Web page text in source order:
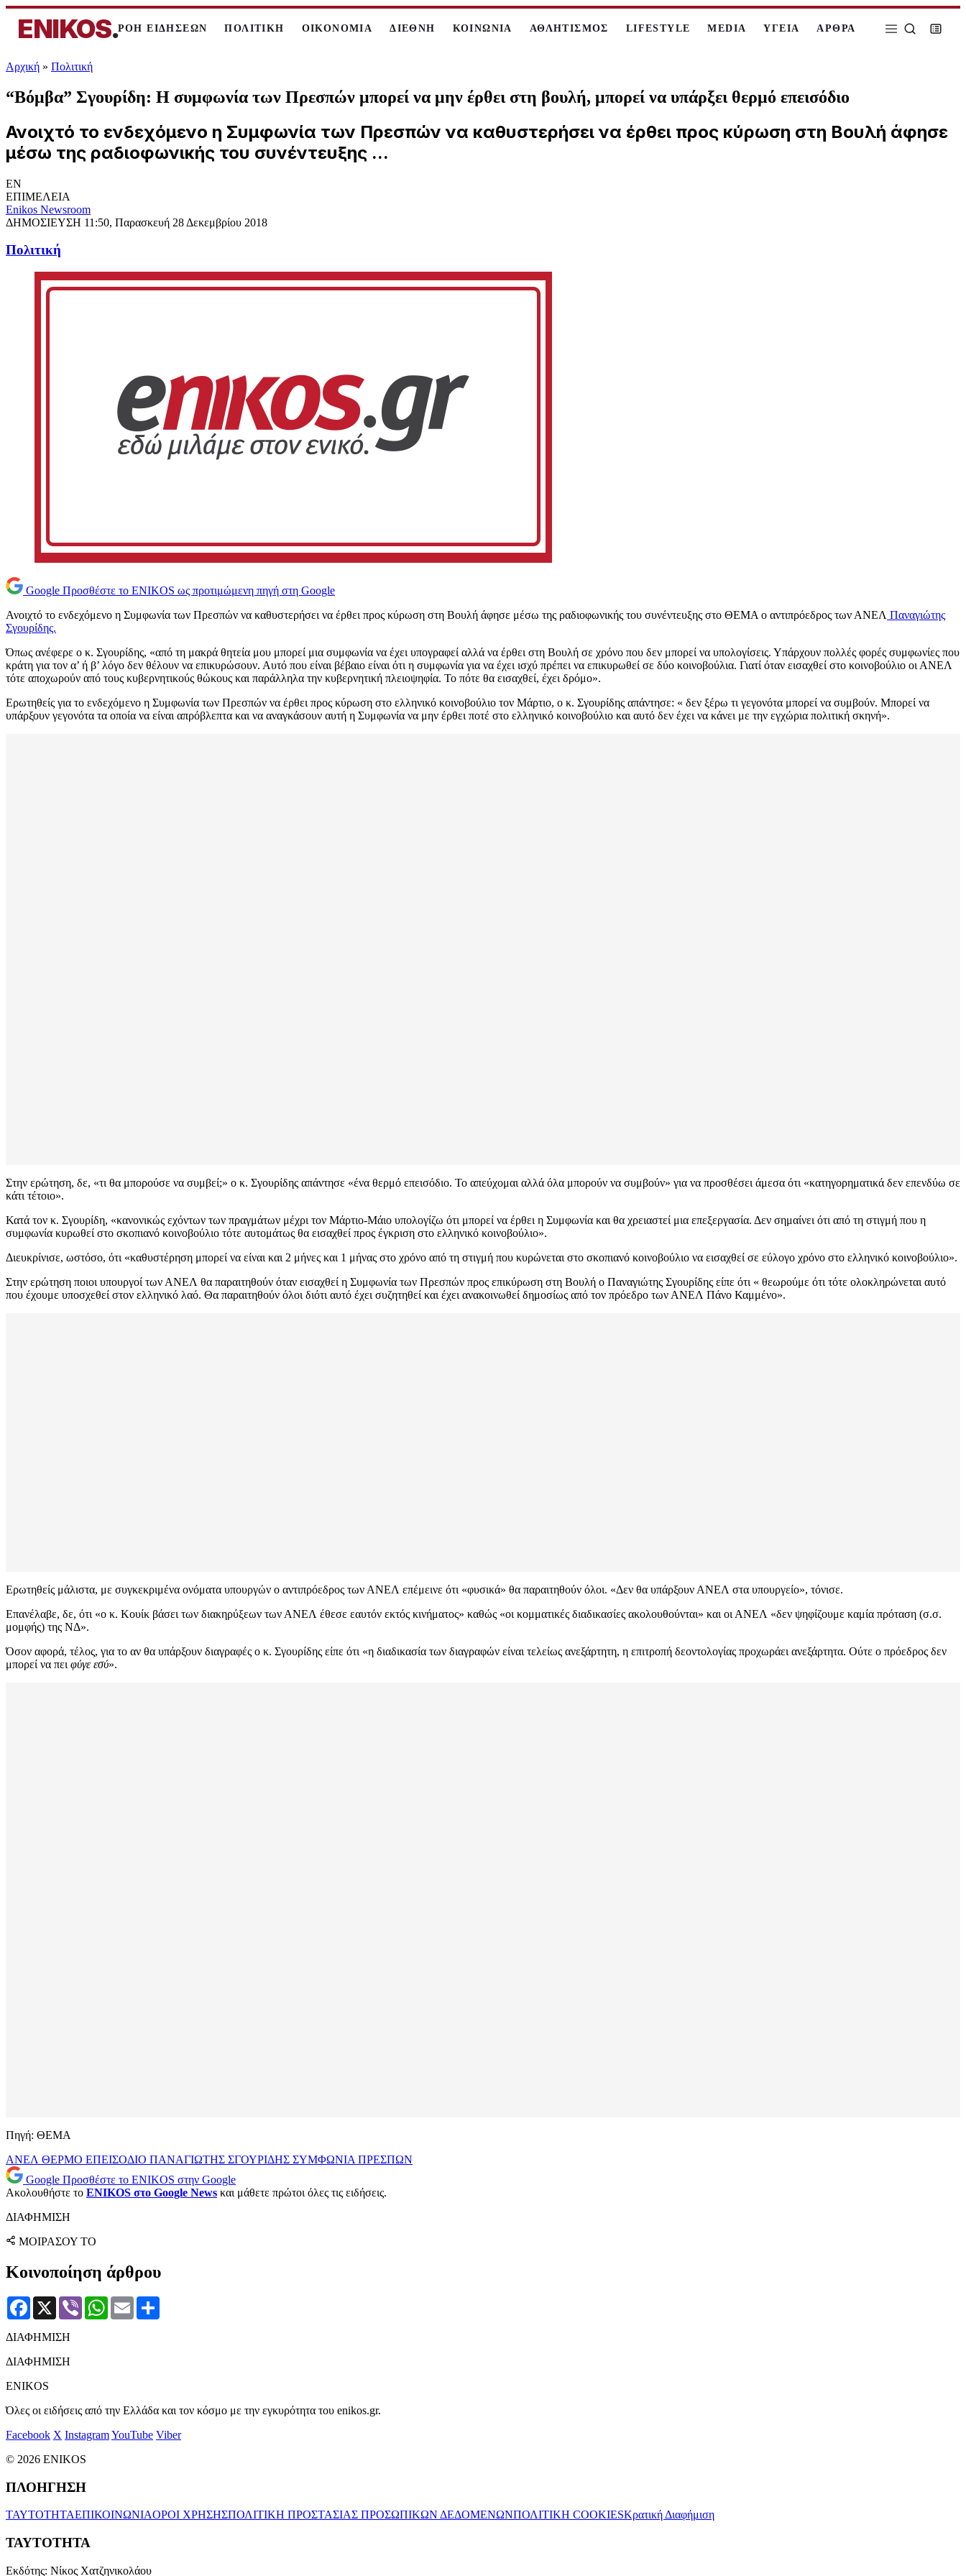
ENIKOS.ΡΟΗ ΕΙΔΗΣΕΩΝ ΠΟΛΙΤΙΚΗ ΟΙΚΟΝΟΜΙΑ ΔΙΕΘΝΗ ΚΟΙΝΩΝΙΑ ΑΘΛΗΤΙΣΜΟΣ LIFESTYLE MEDIA ΥΓΕΙΑ ΑΡΘΡΑ
Αρχική » Πολιτική
“Βόμβα” Σγουρίδη: Η συμφωνία των Πρεσπών μπορεί να μην έρθει στη βουλή, μπορεί να υπάρξει θερμό επεισόδιο
Ανοιχτό το ενδεχόμενο η Συμφωνία των Πρεσπών να καθυστερήσει να έρθει προς κύρωση στη Βουλή άφησε
μέσω της ραδιοφωνικής του συνέντευξης ...
EN
ΕΠΙΜΕΛΕΙΑ
Enikos Newsroom
ΔΗΜΟΣΙΕΥΣΗ 11:50, Παρασκευή 28 Δεκεμβρίου 2018
Πολιτική
Google Προσθέστε το ENIKOS ως προτιμώμενη πηγή στη Google
Ανοιχτό το ενδεχόμενο η Συμφωνία των Πρεσπών να καθυστερήσει να έρθει προς κύρωση στη Βουλή άφησε μέσω της ραδιοφωνικής του συνέντευξης στο ΘΕΜΑ ο αντιπρόεδρος των ΑΝΕΛ Παναγιώτης
Σγουρίδης.
Όπως ανέφερε ο κ. Σγουρίδης, «από τη μακρά θητεία μου μπορεί μια συμφωνία να έχει υπογραφεί αλλά να έρθει στη Βουλή σε χρόνο που δεν μπορεί να υπολογίσεις. Υπάρχουν πολλές φορές συμφωνίες που
κράτη για τον α’ ή β’ λόγο δεν θέλουν να επικυρώσουν. Αυτό που είναι βέβαιο είναι ότι η συμφωνία για να έχει ισχύ πρέπει να επικυρωθεί σε δύο κοινοβούλια. Γιατί όταν εισαχθεί στο κοινοβούλιο οι ΑΝΕΛ
τότε αποχωρούν από τους κυβερνητικούς θώκους και παράλληλα την κυβερνητική πλειοψηφία. Το πότε θα εισαχθεί, έχει δρόμο».
Ερωτηθείς για το ενδεχόμενο η Συμφωνία των Πρεσπών να έρθει προς κύρωση στο ελληνικό κοινοβούλιο τον Μάρτιο, ο κ. Σγουρίδης απάντησε: « δεν ξέρω τι γεγονότα μπορεί να συμβούν. Μπορεί να
υπάρξουν γεγονότα τα οποία να είναι απρόβλεπτα και να αναγκάσουν αυτή η Συμφωνία να μην έρθει ποτέ στο ελληνικό κοινοβούλιο και αυτό δεν έχει να κάνει με την εγχώρια πολιτική σκηνή».
Στην ερώτηση, δε, «τι θα μπορούσε να συμβεί;» ο κ. Σγουρίδης απάντησε «ένα θερμό επεισόδιο. Το απεύχομαι αλλά όλα μπορούν να συμβούν» για να προσθέσει άμεσα ότι «κατηγορηματικά δεν επενδύω σε
κάτι τέτοιο».
Κατά τον κ. Σγουρίδη, «κανονικώς εχόντων των πραγμάτων μέχρι τον Μάρτιο-Μάιο υπολογίζω ότι μπορεί να έρθει η Συμφωνία και θα χρειαστεί μια επεξεργασία. Δεν σημαίνει ότι από τη στιγμή που η
συμφωνία κυρωθεί στο σκοπιανό κοινοβούλιο τότε αυτομάτως θα εισαχθεί προς έγκριση στο ελληνικό κοινοβούλιο».
Διευκρίνισε, ωστόσο, ότι «καθυστέρηση μπορεί να είναι και 2 μήνες και 1 μήνας στο χρόνο από τη στιγμή που κυρώνεται στο σκοπιανό κοινοβούλιο να εισαχθεί σε εύλογο χρόνο στο ελληνικό κοινοβούλιο».
Στην ερώτηση ποιοι υπουργοί των ΑΝΕΛ θα παραιτηθούν όταν εισαχθεί η Συμφωνία των Πρεσπών προς επικύρωση στη Βουλή ο Παναγιώτης Σγουρίδης είπε ότι « θεωρούμε ότι τότε ολοκληρώνεται αυτό
που έχουμε υποσχεθεί στον ελληνικό λαό. Θα παραιτηθούν όλοι διότι αυτό έχει συζητηθεί και έχει ανακοινωθεί δημοσίως από τον πρόεδρο των ΑΝΕΛ Πάνο Καμμένο».
Ερωτηθείς μάλιστα, με συγκεκριμένα ονόματα υπουργών ο αντιπρόεδρος των ΑΝΕΛ επέμεινε ότι «φυσικά» θα παραιτηθούν όλοι. «Δεν θα υπάρξουν ΑΝΕΛ στα υπουργείο», τόνισε.
Επανέλαβε, δε, ότι «ο κ. Κουίκ βάσει των διακηρύξεων των ΑΝΕΛ έθεσε εαυτόν εκτός κινήματος» καθώς «οι κομματικές διαδικασίες ακολουθούνται» και οι ΑΝΕΛ «δεν ψηφίζουμε καμία πρόταση (σ.σ.
μομφής) της ΝΔ».
Όσον αφορά, τέλος, για το αν θα υπάρξουν διαγραφές ο κ. Σγουρίδης είπε ότι «η διαδικασία των διαγραφών είναι τελείως ανεξάρτητη, η επιτροπή δεοντολογίας προχωράει ανεξάρτητα. Ούτε ο πρόεδρος δεν
μπορεί να πει φύγε εσύ».
Πηγή: ΘΕΜΑ
ΑΝΕΛ ΘΕΡΜΟ ΕΠΕΙΣΟΔΙΟ ΠΑΝΑΓΙΩΤΗΣ ΣΓΟΥΡΙΔΗΣ ΣΥΜΦΩΝΙΑ ΠΡΕΣΠΩΝ
Google Προσθέστε το ENIKOS στην Google
Ακολουθήστε το ENIKOS στο Google News και μάθετε πρώτοι όλες τις ειδήσεις.
ΔΙΑΦΗΜΙΣΗ
ΜΟΙΡΑΣΟΥ ΤΟ
Κοινοποίηση άρθρου
Facebook
X Viber WhatsApp
Email
ΔΙΑΦΗΜΙΣΗ
ΔΙΑΦΗΜΙΣΗ
ENIKOS
Όλες οι ειδήσεις από την Ελλάδα και τον κόσμο με την εγκυρότητα του enikos.gr.
Facebook X InstagramYouTube Viber
© 2026 ENIKOS
ΠΛΟΗΓΗΣΗ
ΤΑΥΤΟΤΗΤΑΕΠΙΚΟΙΝΩΝΙΑΟΡΟΙ ΧΡΗΣΗΣΠΟΛΙΤΙΚΗ ΠΡΟΣΤΑΣΙΑΣ ΠΡΟΣΩΠΙΚΩΝ ΔΕΔΟΜΕΝΩΝΠΟΛΙΤΙΚΗ COOKIESΚρατική Διαφήμιση
ΤΑΥΤΟΤΗΤΑ
Εκδότης: Νίκος Χατζηνικολάου